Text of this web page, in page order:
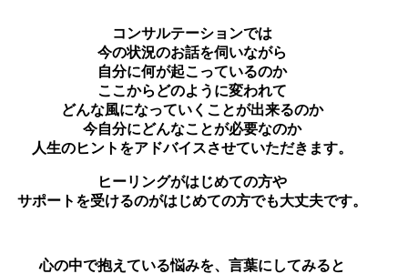
コンサルテーションでは
今の状況のお話を伺いながら
自分に何が起こっているのか
ここからどのように変われて
どんな風になっていくことが出来るのか
今自分にどんなことが必要なのか
人生のヒントをアドバイスさせていただきます。
ヒーリングがはじめての方や
サポートを受けるのがはじめての方でも大丈夫です。
心の中で抱えている悩みを、言葉にしてみると